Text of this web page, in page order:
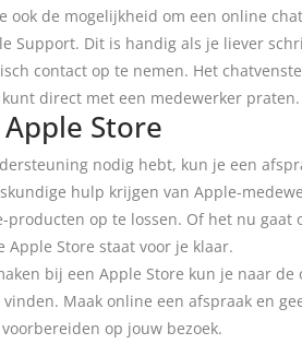
ook de mogelijkheid om een online
Support. Dit is handig als je liever
contact op te nemen. Het
direct met een medewerker praten.
Store
nodig hebt, kun je een
hulp krijgen van Apple-
producten op te lossen. Of het nu
Apple Store staat voor je klaar.
bij een Apple Store kun je naar
Maak online een afspraak en
op jouw bezoek.